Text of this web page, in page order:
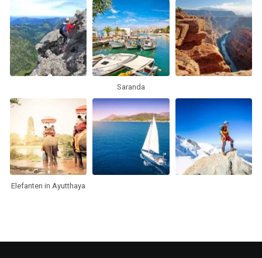
Saranda
Elefanten in Ayutthaya